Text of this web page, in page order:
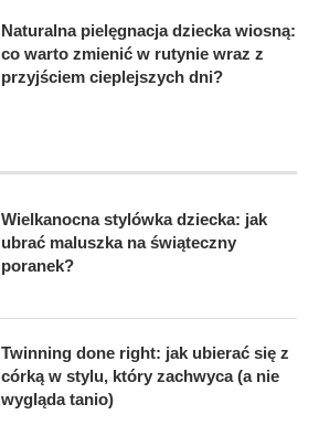
Naturalna pielęgnacja dziecka wiosną:
co warto zmienić w rutynie wraz z
przyjściem cieplejszych dni?
Wielkanocna stylówka dziecka: jak
ubrać maluszka na świąteczny
poranek?
Twinning done right: jak ubierać się z
córką w stylu, który zachwyca (a nie
wygląda tanio)